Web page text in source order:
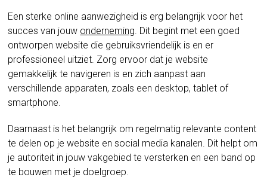
Een sterke online aanwezigheid is erg belangrijk voor het
succes van jouw onderneming . Dit begint met een goed
ontworpen website die gebruiksvriendelijk is en er
professioneel uitziet. Zorg ervoor dat je website
gemakkelijk te navigeren is en zich aanpast aan
verschillende apparaten, zoals een desktop, tablet of
smartphone.
Daarnaast is het belangrijk om regelmatig relevante content
te delen op je website en social media kanalen. Dit helpt om
je autoriteit in jouw vakgebied te versterken en een band op
te bouwen met je doelgroep.